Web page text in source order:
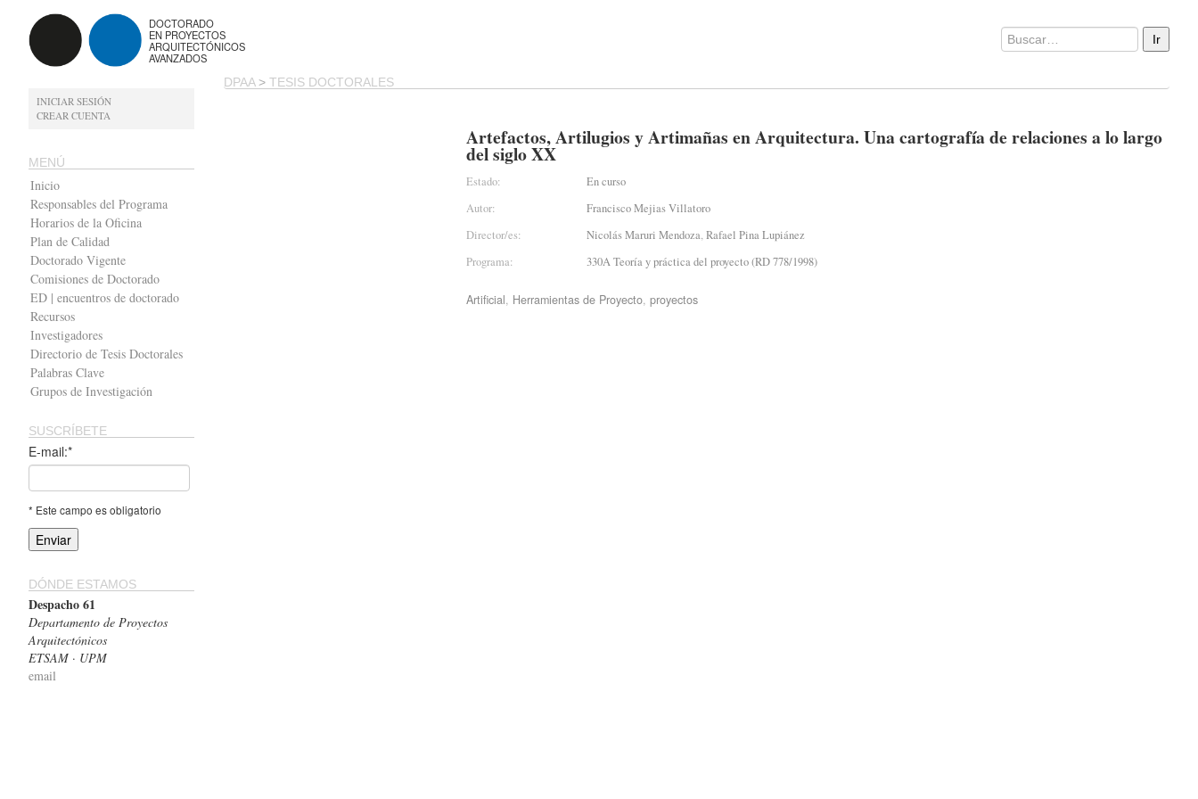
DOCTORADO
EN PROYECTOS
ARQUITECTÓNICOS
AVANZADOS
INICIAR SESIÓN
CREAR CUENTA
MENÚ
Inicio
Responsables del Programa
Horarios de la Oficina
Plan de Calidad
Doctorado Vigente
Comisiones de Doctorado
ED | encuentros de doctorado
Recursos
Investigadores
Directorio de Tesis Doctorales
Palabras Clave
Grupos de Investigación
SUSCRÍBETE
E-mail:*
* Este campo es obligatorio
DÓNDE ESTAMOS
Despacho 61
Departamento de Proyectos
Arquitectónicos
ETSAM · UPM
email
DPAA> TESIS DOCTORALES
Artefactos, Artilugios y Artimañas en Arquitectura. Una cartografía de relaciones a lo largo
del siglo XX
Estado:
En curso
Autor:
Francisco Mejias Villatoro
Director/es:
Nicolás Maruri Mendoza,Rafael Pina Lupiánez
Programa:
330A Teoría y práctica del proyecto (RD 778/1998)
Artificial, Herramientas de Proyecto, proyectos